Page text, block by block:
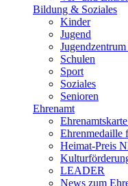
Bildung & Soziales
Kinder
Jugend
Schulen
Sport
Soziales
Senioren
Ehrenamt
Ehrenmedaille
Heimat-Preis
LEADER
News zum